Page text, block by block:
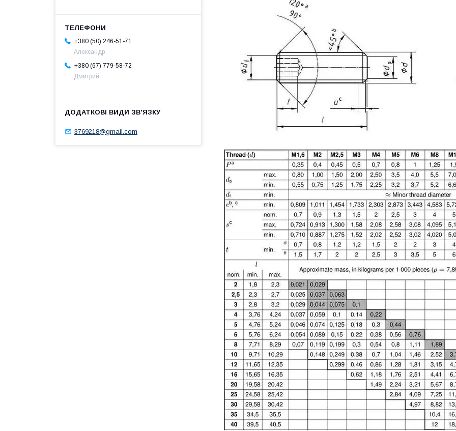
+380 (50) 246-51-71
Александр
+380 (67) 779-58-72
Дмитрий
3769218@gmail.com